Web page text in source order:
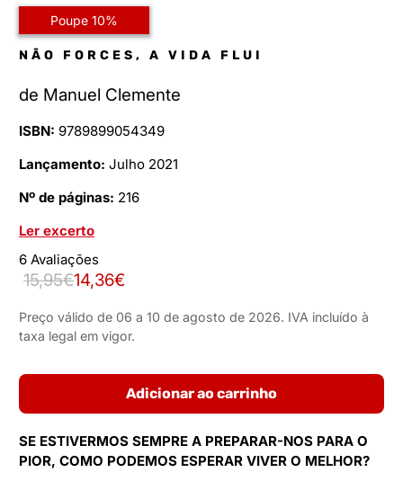
Poupe 10%
NÃO FORCES, A VIDA FLUI
de Manuel Clemente
ISBN: 9789899054349
Lançamento: Julho 2021
Nº de páginas: 216
Ler excerto
6 Avaliações
14,36€
15,95€
Preço válido de 06 a 10 de agosto de 2026. IVA incluído à
taxa legal em vigor.
Adicionar ao carrinho
SE ESTIVERMOS SEMPRE A PREPARAR-NOS PARA O
PIOR,COMO PODEMOS ESPERAR VIVER O MELHOR?